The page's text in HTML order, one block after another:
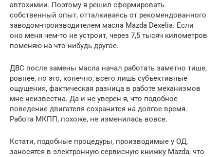
автохимии. Поэтому я решил сформировать
собственный опыт, отталкиваясь от рекомендованного
заводом-производителем масла Mazda Dexelia. Если
оно меня чем-то не устроит, через 7,5 тысяч километров
поменяю на что-нибудь другое.
ДВС после замены масла начал работать заметно тише,
ровнее, но это, конечно, всего лишь субъективные
ощущения, фактическая разница в работе механизмов
мне неизвестна. Да и не уверен я, что подобное
поведение двигателя сохранится на долгое время.
Работа МКПП, похоже, не изменилась вовсе.
Кстати, подобные процедуры, производимые у ОД,
заносятся в электронную сервисную книжку Mazda, что